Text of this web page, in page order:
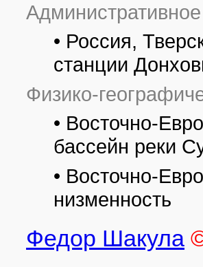
• Россия,
станции
Физико-
• Восточно-
бассейн реки
• Восточно-
низменность
Федор Шакула